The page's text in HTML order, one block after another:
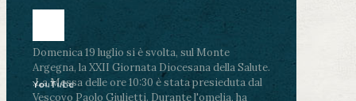
Domenica 19 luglio si è svolta, sul Monte
Argegna, la XXII Giornata Diocesana della Salute.
.La Messa delle ore 10:30 è stata presieduta dal
Vescovo Paolo Giulietti. Durante l'omelia, ha
YouTube